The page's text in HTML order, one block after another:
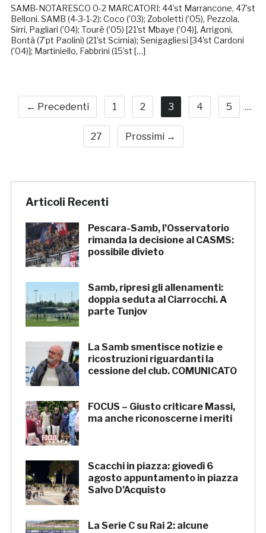
SAMB-NOTARESCO 0-2 MARCATORI: 44’st Marrancone, 47’st
Belloni. SAMB (4-3-1-2): Coco (’03); Zoboletti (’05), Pezzola,
Sirri, Pagliari (’04); Tourè (’05) [21’st Mbaye (’04)], Arrigoni,
Bontà (7’pt Paolini) (21’st Scimia); Senigagliesi [34’st Cardoni
(’04)]; Martiniello, Fabbrini (15’st […]
← Precedenti 1 2 3 4 5 …
27 Prossimi →
Articoli Recenti
Pescara-Samb, l’Osservatorio
rimanda la decisione al CASMS:
possibile divieto
Samb, ripresi gli allenamenti:
doppia seduta al Ciarrocchi. A
parte Tunjov
La Samb smentisce notizie e
ricostruzioni riguardanti la
cessione del club. COMUNICATO
FOCUS – Giusto criticare Massi,
ma anche riconoscerne i meriti
Scacchi in piazza: giovedì 6
agosto appuntamento in piazza
Salvo D’Acquisto
La Serie C su Rai 2: alcune